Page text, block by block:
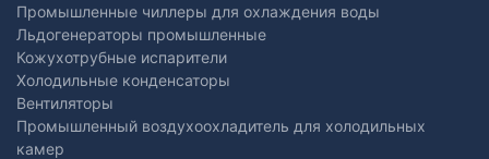
Промышленные чиллеры для охлаждения воды
Льдогенераторы промышленные
Кожухотрубные испарители
Холодильные конденсаторы
Вентиляторы
Промышленный воздухоохладитель для холодильных
камер